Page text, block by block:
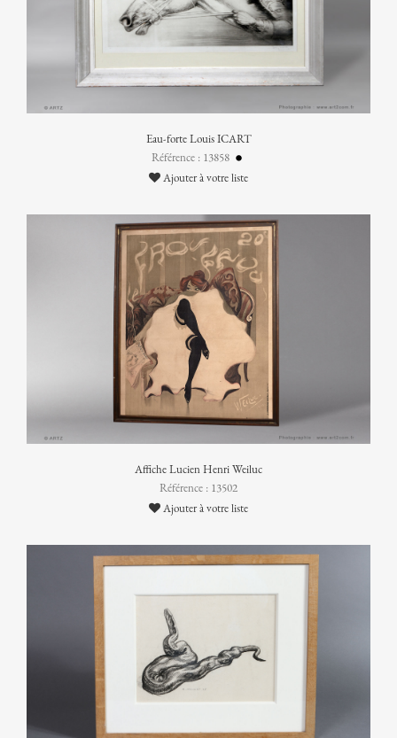
Eau-forte Louis ICART
Référence : 13858
Ajouter à votre liste
Affiche Lucien Henri Weiluc
Référence : 13502
Ajouter à votre liste